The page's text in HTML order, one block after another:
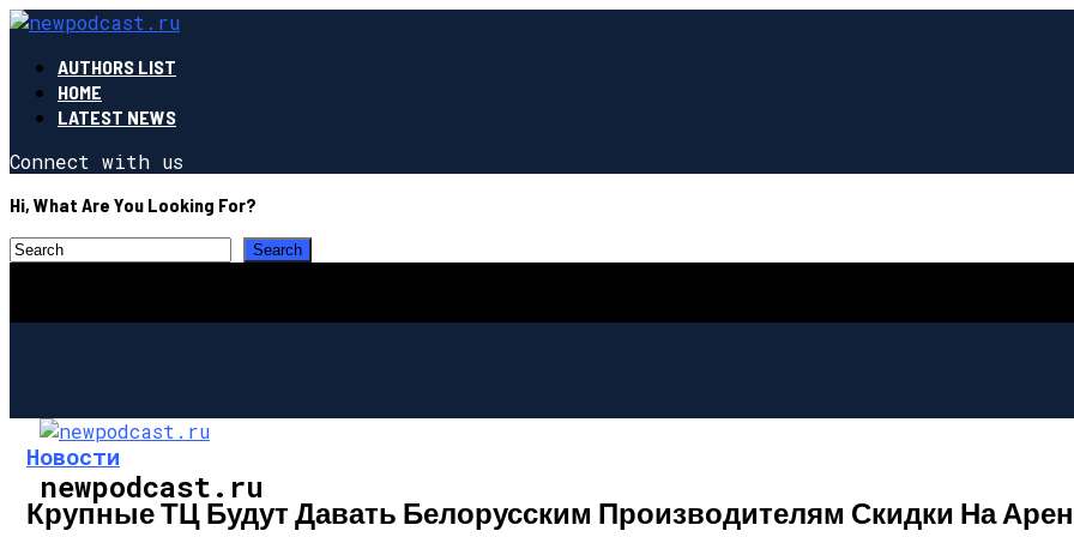
AUTHORS LIST
HOME
LATEST NEWS
Connect with us
Hi, What Are You Looking For?
newpodcast.ru
Новости
Крупные ТЦ Будут Давать Белорусским Производителям Скидки На